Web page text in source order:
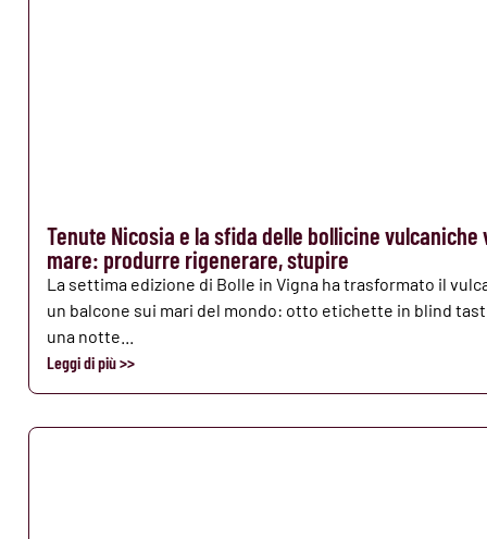
Tenute Nicosia e la sfida delle bollicine vulcaniche
mare: produrre rigenerare, stupire
La settima edizione di Bolle in Vigna ha trasformato il
un balcone sui mari del mondo: otto etichette in blind
una notte...
Leggi di più >>